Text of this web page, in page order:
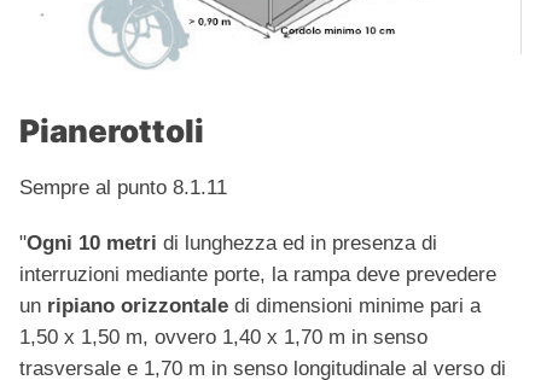
Pianerottoli
Sempre al punto 8.1.11
"Ogni 10 metri di lunghezza ed in presenza di
interruzioni mediante porte, la rampa deve prevedere
un ripiano orizzontale di dimensioni minime pari a
1,50 x 1,50 m, ovvero 1,40 x 1,70 m in senso
trasversale e 1,70 m in senso longitudinale al verso di